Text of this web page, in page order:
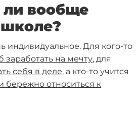
вообще
школе?
индивидуальное. Для кого-то
заработать на мечту, для
себя в деле, а кто-то учится
бережно относиться к